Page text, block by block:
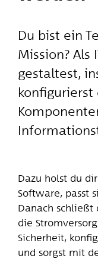
Du bist ein
Mission? Als
gestaltest,
konfigurierst
Dazu holst du
Software, passt
Danach schließt
die
Sicherheit,
und sorgst mit